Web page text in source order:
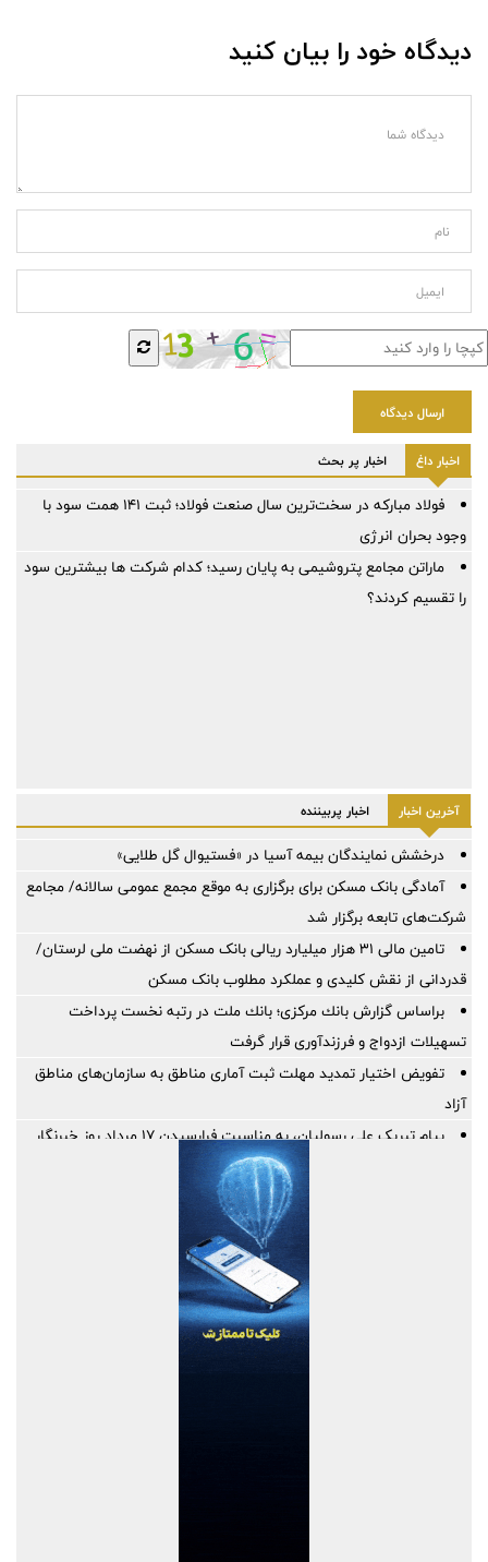
دیدگاه خود را بیان کنید
ارسال دیدگاه
اخبار داغ اخبار پر بحث
فولاد مبارکه در سخت‌ترین سال صنعت فولاد؛ ثبت ۱۴۱ همت سود با
وجود بحران انرژی
ماراتن مجامع پتروشیمی به پایان رسید؛ کدام شرکت ها بیشترین سود
را تقسیم کردند؟
آخرین اخبار اخبار پربیننده
درخشش نمایندگان بیمه آسیا در «فستیوال گل طلایی»
آمادگی بانک مسکن برای برگزاری به موقع مجمع عمومی سالانه/ مجامع
شرکت‌های تابعه برگزار شد
تامین مالی ۳۱ هزار میلیارد ریالی بانک مسکن از نهضت ملی لرستان/
قدردانی از نقش کلیدی و عملکرد مطلوب بانک مسکن
براساس گزارش بانك مركزی؛ بانك ملت در رتبه نخست پرداخت
تسهیلات ازدواج و فرزندآوری قرار گرفت
تفویض اختیار تمدید مهلت ثبت آماری مناطق به سازمان‌های مناطق
آزاد
پیام تبریک علی رسولیان، به مناسبت فرارسیدن ۱۷ مرداد روز خبرنگار
پیگیری جدی فولاد سنگان برای رفع موانع استخراج و حل مشکل کمبود
ناگفته‌های قربانزاده از واگذاری ۱۲ درصد هلدینگ خلیج فارس
تأکید معاون وزیر صمت بر نقش حیاتی رسانه‌ها در روایت صحیح
دستاوردهای صنعتی و تقویت امید اجتماعی
وزیر صمت روز خبرنگار را تبریک گفت
اعتماد؛ ارزشمندترین ذخیره ایران